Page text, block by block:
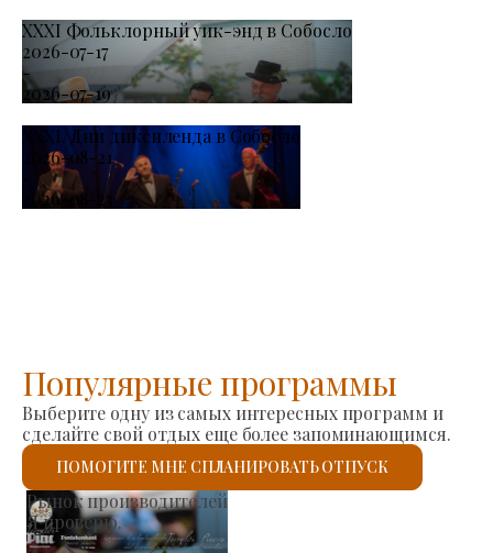
XXXI Фольклорный уик-энд в Собосло
2026-07-17
-
2026-07-19
XXXI. Дни диксиленда в Собосло
2026-08-21
-
2026-08-23
Популярные программы
Выберите одну из самых интересных программ и
сделайте свой отдых еще более запоминающимся.
ПОМОГИТЕ МНЕ СПЛАНИРОВАТЬ ОТПУСК
Римско-католическая церковь Святого Ласло
Я проверю.